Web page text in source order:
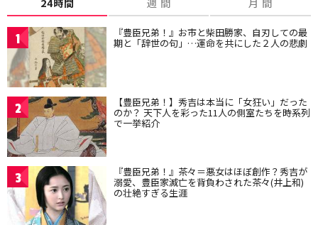
1 『豊臣兄弟！』お市と柴田勝家、自刃しての最
期と「辞世の句」…運命を共にした２人の悲劇
2 【豊臣兄弟！】秀吉は本当に「女狂い」だった
のか？ 天下人を彩った11人の側室たちを時系列
で一挙紹介
3 『豊臣兄弟！』茶々＝悪女はほぼ創作？秀吉が
溺愛、豊臣家滅亡を背負わされた茶々(井上和)
の壮絶すぎる生涯